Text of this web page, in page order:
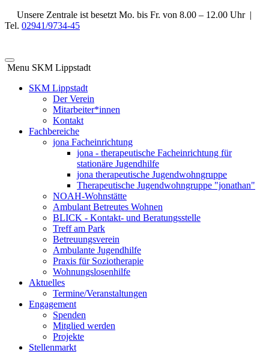
Unsere Zentrale ist besetzt Mo. bis Fr. von 8.00 – 12.00 Uhr |
Tel. 02941/9734-45
Menu SKM Lippstadt
SKM Lippstadt
Der Verein
Mitarbeiter*innen
Kontakt
Fachbereiche
jona Facheinrichtung
jona - therapeutische Facheinrichtung für
stationäre Jugendhilfe
jona therapeutische Jugendwohngruppe
Therapeutische Jugendwohngruppe "jonathan"
NOAH-Wohnstätte
Ambulant Betreutes Wohnen
BLICK - Kontakt- und Beratungsstelle
Treff am Park
Betreuungsverein
Ambulante Jugendhilfe
Praxis für Soziotherapie
Wohnungslosenhilfe
Aktuelles
Termine/Veranstaltungen
Engagement
Spenden
Mitglied werden
Projekte
Stellenmarkt